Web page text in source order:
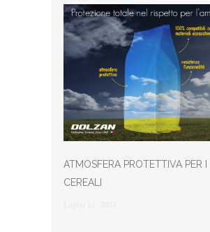
ATMOSFERA PROTETTIVA PER I
CEREALI